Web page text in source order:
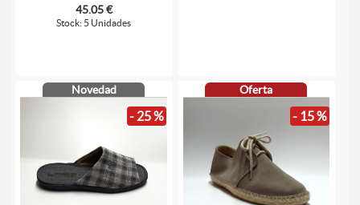
45.05 €
Stock: 5 Unidades
Novedad
- 25 %
Oferta
- 15 %